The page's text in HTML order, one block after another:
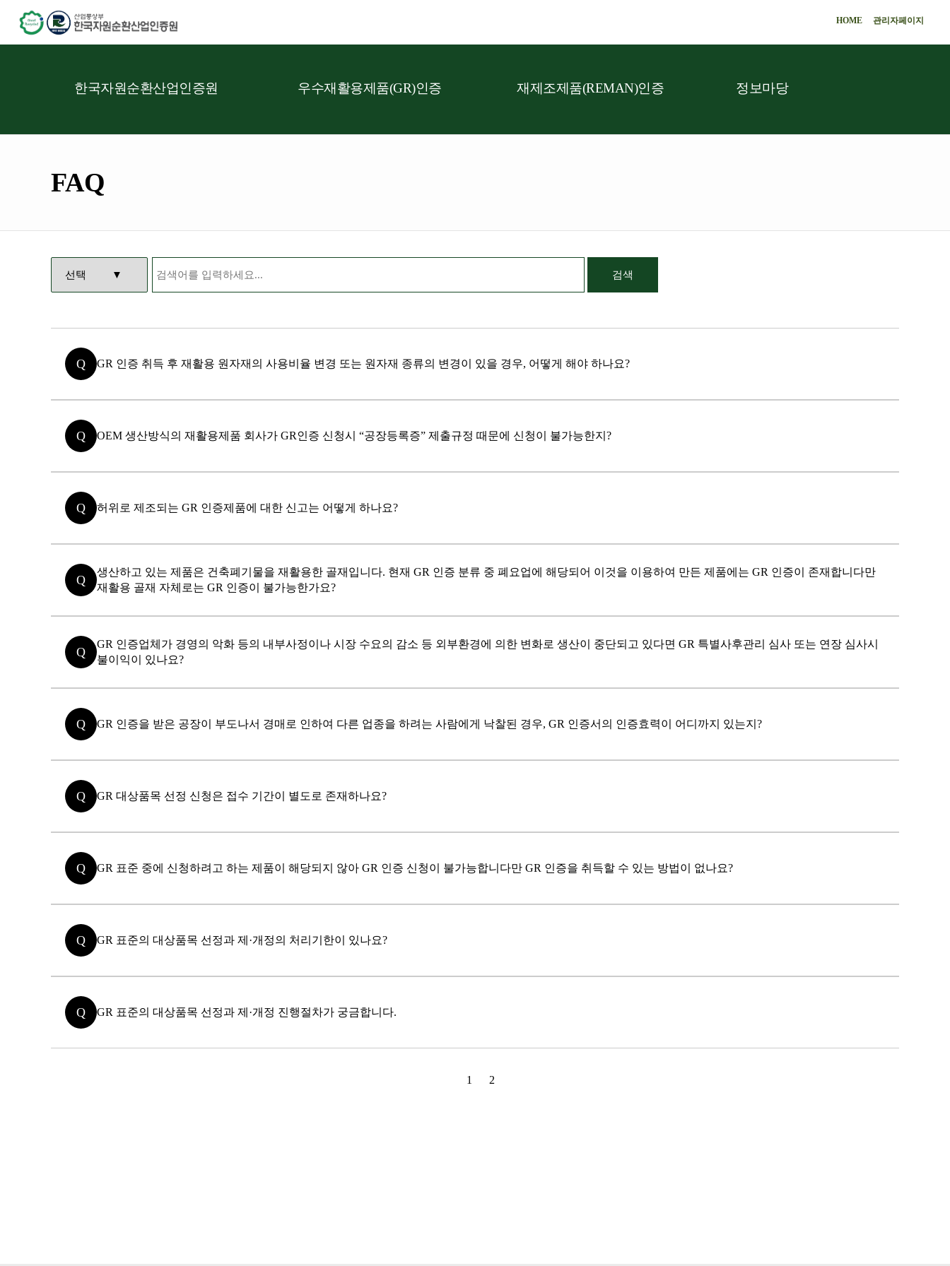
HOME 관리자페이지
한국자원순환산업인증원 우수재활용제품(GR)인증 재제조제품(REMAN)인증 정보마당
FAQ
검색
Q GR 인증 취득 후 재활용 원자재의 사용비율 변경 또는 원자재 종류의 변경이 있을 경우, 어떻게 해야 하나요?
Q OEM 생산방식의 재활용제품 회사가 GR인증 신청시 “공장등록증” 제출규정 때문에 신청이 불가능한지?
Q 허위로 제조되는 GR 인증제품에 대한 신고는 어떻게 하나요?
Q
생산하고 있는 제품은 건축폐기물을 재활용한 골재입니다. 현재 GR 인증 분류 중 폐요업에 해당되어 이것을 이용하여 만든 제품에는 GR 인증이 존재합니다만
재활용 골재 자체로는 GR 인증이 불가능한가요?
Q
GR 인증업체가 경영의 악화 등의 내부사정이나 시장 수요의 감소 등 외부환경에 의한 변화로 생산이 중단되고 있다면 GR 특별사후관리 심사 또는 연장 심사시
불이익이 있나요?
Q GR 인증을 받은 공장이 부도나서 경매로 인하여 다른 업종을 하려는 사람에게 낙찰된 경우, GR 인증서의 인증효력이 어디까지 있는지?
Q GR 대상품목 선정 신청은 접수 기간이 별도로 존재하나요?
Q GR 표준 중에 신청하려고 하는 제품이 해당되지 않아 GR 인증 신청이 불가능합니다만 GR 인증을 취득할 수 있는 방법이 없나요?
Q GR 표준의 대상품목 선정과 제·개정의 처리기한이 있나요?
Q GR 표준의 대상품목 선정과 제·개정 진행절차가 궁금합니다.
1 2